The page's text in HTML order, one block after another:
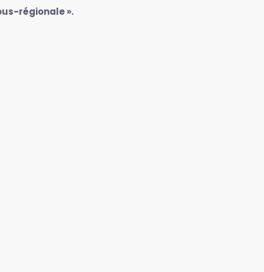
régionale ».